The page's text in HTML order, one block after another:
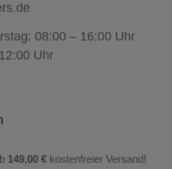
08:00 – 16:00 Uhr
Uhr
149,00 € kostenfreier Versand!